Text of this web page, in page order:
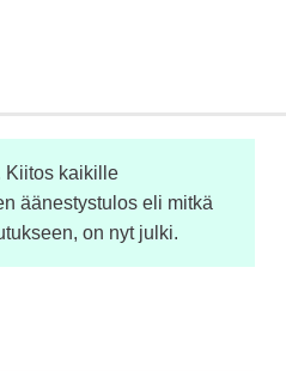
Kiitos kaikille
äänestystulos eli mitkä
on nyt julki.